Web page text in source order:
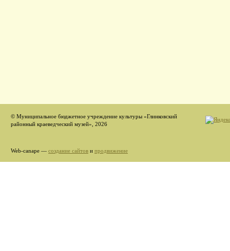
© Муниципальное бюджетное учреждение культуры «Глинковский
районный краеведческий музей», 2026
Web-canape — создание сайтов и продвижение